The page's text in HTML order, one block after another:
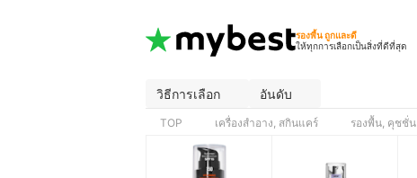
รองพื้น ถูกและดี
ให้ทุกการเลือกเป็นสิ่งที่ดีที่สุด
วิธีการเลือก อันดับ
TOP เครื่องสำอาง, สกินแคร์ รองพื้น, คุชชั่น